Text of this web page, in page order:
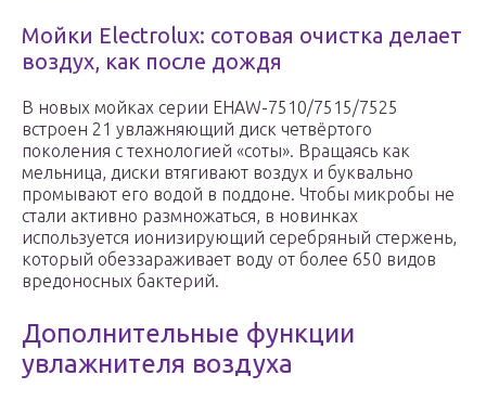
Мойки Electrolux: сотовая очистка делает
воздух, как после дождя
В новых мойках серии EHAW-7510/7515/7525
встроен 21 увлажняющий диск четвёртого
поколения с технологией «соты». Вращаясь как
мельница, диски втягивают воздух и буквально
промывают его водой в поддоне. Чтобы микробы не
стали активно размножаться, в новинках
используется ионизирующий серебряный стержень,
который обеззараживает воду от более 650 видов
вредоносных бактерий.
Дополнительные функции
увлажнителя воздуха